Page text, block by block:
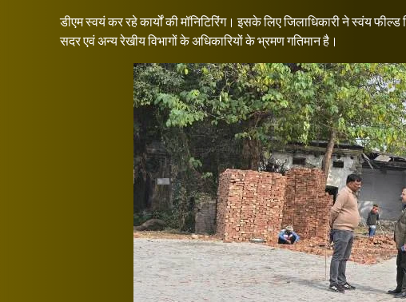
डीएम स्वयं कर रहे कार्यों की मॉनिटिरिंग। इसके लिए जिलाधिकारी ने स्वंय
सदर एवं अन्य रेखीय विभागों के अधिकारियों के भ्रमण गतिमान है।